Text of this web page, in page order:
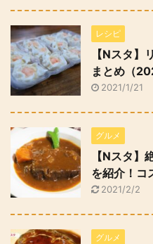
レシピ
【Nスタ】
まとめ（
2021/1/21
グルメ
【Nスタ】
を紹介！コ
2021/2/2
グルメ